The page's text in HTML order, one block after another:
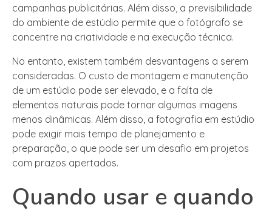
campanhas publicitárias. Além disso, a previsibilidade
do ambiente de estúdio permite que o fotógrafo se
concentre na criatividade e na execução técnica.
No entanto, existem também desvantagens a serem
consideradas. O custo de montagem e manutenção
de um estúdio pode ser elevado, e a falta de
elementos naturais pode tornar algumas imagens
menos dinâmicas. Além disso, a fotografia em estúdio
pode exigir mais tempo de planejamento e
preparação, o que pode ser um desafio em projetos
com prazos apertados.
Quando usar e quando